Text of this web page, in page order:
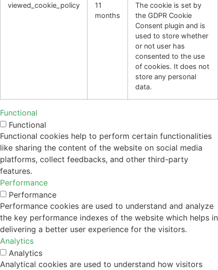
viewed_cookie_policy
11
months
The cookie is set by
the GDPR Cookie
Consent plugin and is
used to store whether
or not user has
consented to the use
of cookies. It does not
store any personal
data.
Functional
Functional
Functional cookies help to perform certain functionalities
like sharing the content of the website on social media
platforms, collect feedbacks, and other third-party
features.
Performance
Performance
Performance cookies are used to understand and analyze
the key performance indexes of the website which helps in
delivering a better user experience for the visitors.
Analytics
Analytics
Analytical cookies are used to understand how visitors